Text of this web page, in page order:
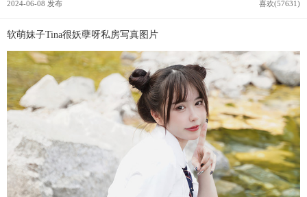
2024-06-08 发布 喜欢(57631)
软萌妹子Tina很妖孽呀私房写真图片